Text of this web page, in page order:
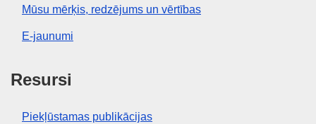
Mūsu mērķis, redzējums un vērtības
E-jaunumi
Resursi
Piekļūstamas publikācijas